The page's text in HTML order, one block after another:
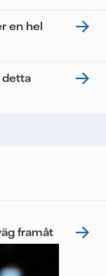
en hel
detta
framåt